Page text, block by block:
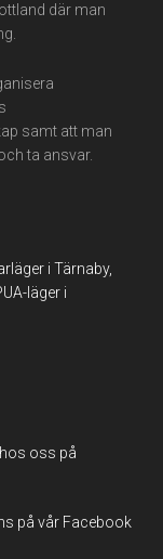
där man
samt att man
ta ansvar.
i Tärnaby,
läger i
oss på
på vår Facebook